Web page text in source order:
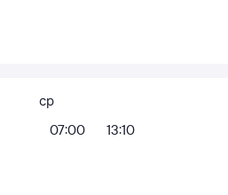
ср
07:00
13:10